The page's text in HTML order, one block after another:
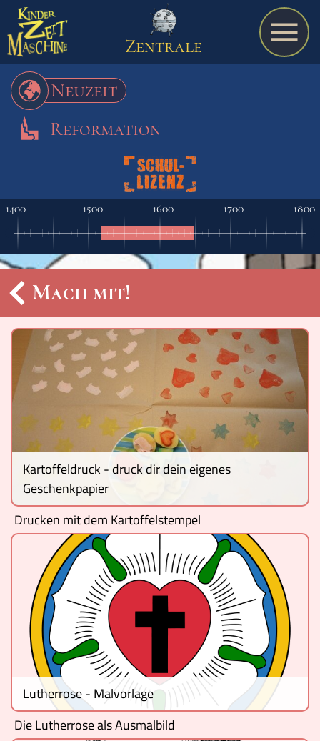
Spiel
A bis Z
Termine
Schulmaterialien
Zentrale
Neuzeit
Reformation
1400 1500 1600 1700 1800
Ereignisse
Lucys Wissensbox
Karte
Quiz
Memospiel
Videos
Mach mit!
Buchtipps
Schulmaterialien
Museen
Mach mit!
Kartoffeldruck - druck dir dein eigenes
Geschenkpapier
Drucken mit dem Kartoffelstempel
Lutherrose - Malvorlage
Die Lutherrose als Ausmalbild